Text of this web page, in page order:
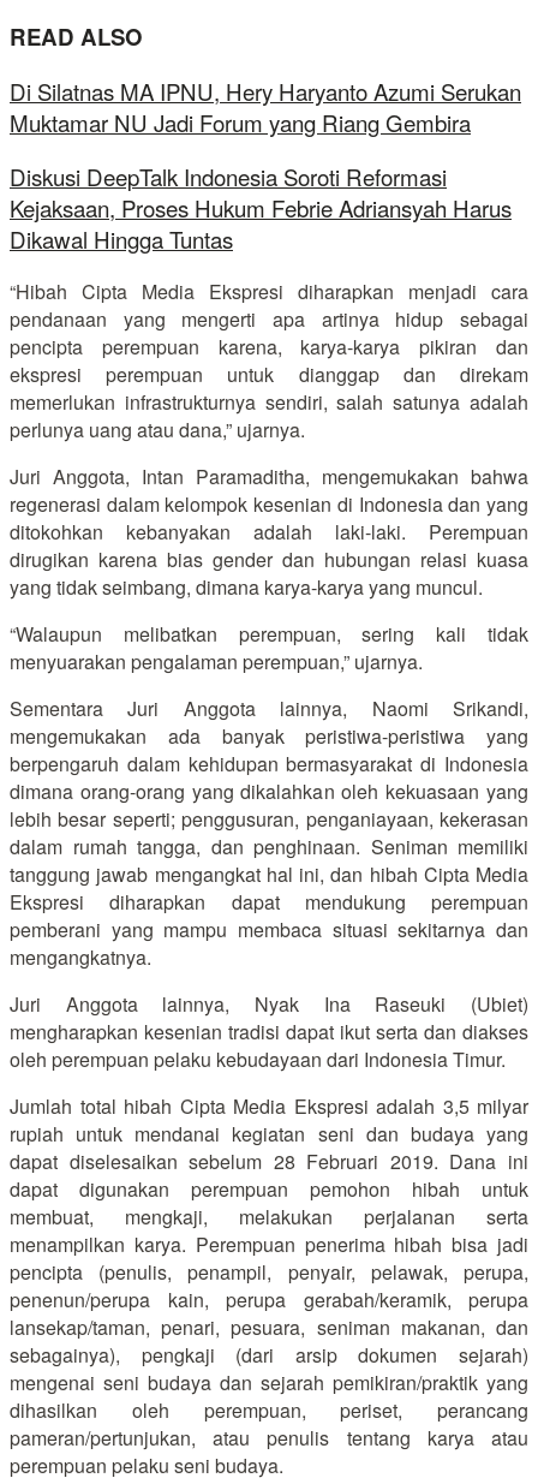
READ ALSO
Di Silatnas MA IPNU, Hery Haryanto Azumi Serukan
Muktamar NU Jadi Forum yang Riang Gembira
Diskusi DeepTalk Indonesia Soroti Reformasi
Kejaksaan, Proses Hukum Febrie Adriansyah Harus
Dikawal Hingga Tuntas
“Hibah Cipta Media Ekspresi diharapkan menjadi cara
pendanaan yang mengerti apa artinya hidup sebagai
pencipta perempuan karena, karya-karya pikiran dan
ekspresi perempuan untuk dianggap dan direkam
memerlukan infrastrukturnya sendiri, salah satunya adalah
perlunya uang atau dana,” ujarnya.
Juri Anggota, Intan Paramaditha, mengemukakan bahwa
regenerasi dalam kelompok kesenian di Indonesia dan yang
ditokohkan kebanyakan adalah laki-laki. Perempuan
dirugikan karena bias gender dan hubungan relasi kuasa
yang tidak seimbang, dimana karya-karya yang muncul.
“Walaupun melibatkan perempuan, sering kali tidak
menyuarakan pengalaman perempuan,” ujarnya.
Sementara Juri Anggota lainnya, Naomi Srikandi,
mengemukakan ada banyak peristiwa-peristiwa yang
berpengaruh dalam kehidupan bermasyarakat di Indonesia
dimana orang-orang yang dikalahkan oleh kekuasaan yang
lebih besar seperti; penggusuran, penganiayaan, kekerasan
dalam rumah tangga, dan penghinaan. Seniman memiliki
tanggung jawab mengangkat hal ini, dan hibah Cipta Media
Ekspresi diharapkan dapat mendukung perempuan
pemberani yang mampu membaca situasi sekitarnya dan
mengangkatnya.
Juri Anggota lainnya, Nyak Ina Raseuki (Ubiet)
mengharapkan kesenian tradisi dapat ikut serta dan diakses
oleh perempuan pelaku kebudayaan dari Indonesia Timur.
Jumlah total hibah Cipta Media Ekspresi adalah 3,5 milyar
rupiah untuk mendanai kegiatan seni dan budaya yang
dapat diselesaikan sebelum 28 Februari 2019. Dana ini
dapat digunakan perempuan pemohon hibah untuk
membuat, mengkaji, melakukan perjalanan serta
menampilkan karya. Perempuan penerima hibah bisa jadi
pencipta (penulis, penampil, penyair, pelawak, perupa,
penenun/perupa kain, perupa gerabah/keramik, perupa
lansekap/taman, penari, pesuara, seniman makanan, dan
sebagainya), pengkaji (dari arsip dokumen sejarah)
mengenai seni budaya dan sejarah pemikiran/praktik yang
dihasilkan oleh perempuan, periset, perancang
pameran/pertunjukan, atau penulis tentang karya atau
perempuan pelaku seni budaya.